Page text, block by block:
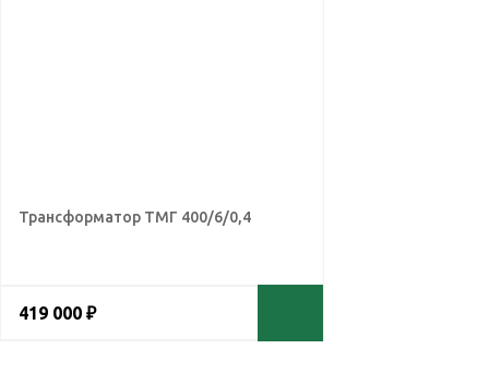
Трансформатор ТМГ 400/6/0,4
419 000 ₽